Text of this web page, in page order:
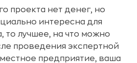
проекта нет денег, но
интересна для
то лучшее, на что можно
проведения экспертной
предприятие, ваша